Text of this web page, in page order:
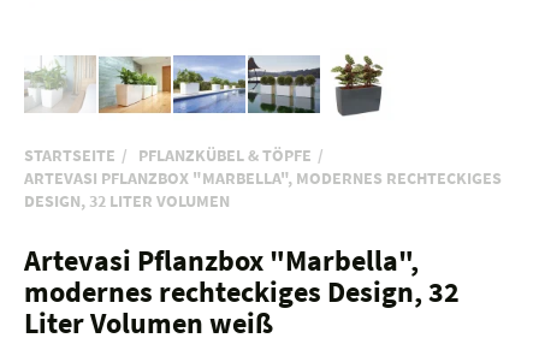
STARTSEITE
PFLANZKÜBEL & TÖPFE
ARTEVASI PFLANZBOX "MARBELLA", MODERNES RECHTECKIGES
DESIGN, 32 LITER VOLUMEN
Artevasi Pflanzbox "Marbella",
modernes rechteckiges Design, 32
Liter Volumen weiß